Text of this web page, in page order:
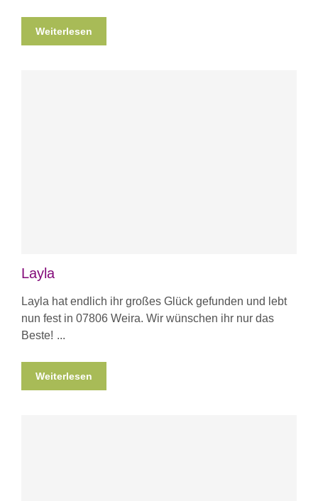
Weiterlesen
Layla
Layla hat endlich ihr großes Glück gefunden und lebt
nun fest in 07806 Weira. Wir wünschen ihr nur das
Beste!
Weiterlesen